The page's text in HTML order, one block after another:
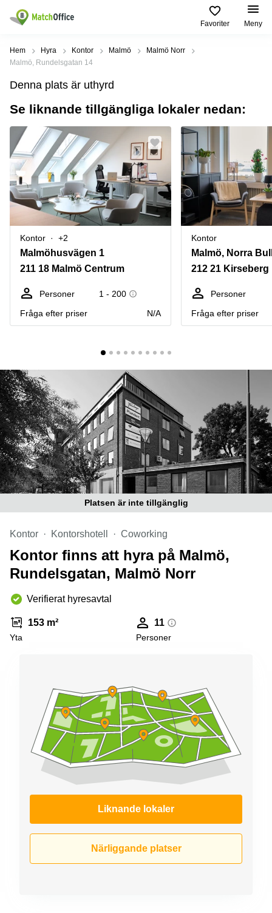
Favoriter Meny
Hyra / hyra ut
Kategorier
Kontor
Kontorshotell
Coworking
space
Lagerlokaler
Industrilokaler
Butikslokaler
Verkstad
kontor
Populära
Städer
Stockholm
Göteborg
Malmö
Uppsala
Norrköping
Östermalm
Skåne
Vasastan
Populära
sökningar
Kontorshotell
Stockholm
Hyra lokal
Stockholm
Kontorshotell
Göteborg
Coworking
Kontorshotell
Malmö
Coworking
Malmö
Lediga
lokaler
Hisingen
Lediga
lokaler
Hägersten
Hjälp
Om oss
Bli hyresvärd
Pris
Logga in
Hem Hyra Kontor Malmö
Malmö Norr
Malmö, Rundelsgatan 14
Denna plats är uthyrd
Se liknande tillgängliga lokaler nedan:
Kontor +2
Malmöhusvägen 1
211 18 Malmö Centrum
Personer
1 - 200
Fråga efter priser
N/A
Kontor
212 21 Kirseberg
Personer
Fråga efter priser
Platsen är inte tillgänglig
Kontor Kontorshotell Coworking
Kontor finns att hyra på Malmö,
Rundelsgatan, Malmö Norr
Verifierat hyresavtal
153 m²
Yta
11
Personer
Liknande lokaler
Närliggande platser